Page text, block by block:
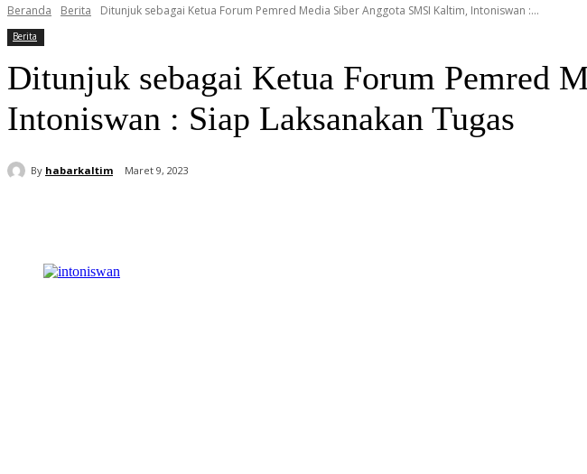
Beranda Berita Ditunjuk sebagai Ketua Forum Pemred Media Siber Anggota SMSI Kaltim, Intoniswan :...
Berita
Ditunjuk sebagai Ketua Forum Pemred
Intoniswan : Siap Laksanakan Tugas
By habarkaltim Maret 9, 2023